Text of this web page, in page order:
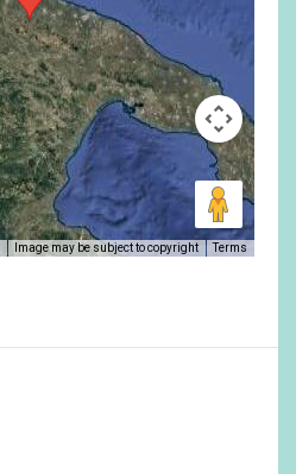
Image may be subject to copyright Terms